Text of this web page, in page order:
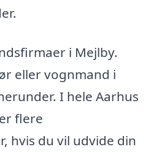
i Mejlby.
eller vognmand i
I hele Aarhus
flere
hvis du vil udvide din